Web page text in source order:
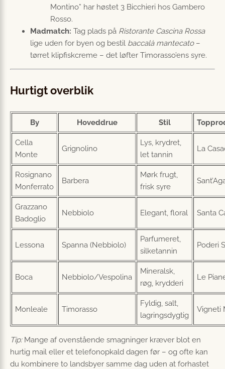
Montino” har høstet 3 Bicchieri hos Gambero
Rosso.
Madmatch: Tag plads på Ristorante Cascina Rossa
lige uden for byen og bestil baccalà mantecato–
tørret klipfiskcreme – det løfter Timorasso’ens syre.
Hurtigt overblik
By Hoveddrue Stil
Cella
Monte
Grignolino
Lys, krydret,
let tannin
La
Rosignano
Monferrato
Barbera
Mørk frugt,
frisk syre
Grazzano
Badoglio
Nebbiolo Elegant, floral Santa
Lessona Spanna (Nebbiolo)
Parfumeret,
silketannin
Poderi
Boca Nebbiolo/Vespolina
Mineralsk,
røg, krydderi
Le
Monleale Timorasso
Fyldig, salt,
lagringsdygtig
Vigneti
Tip:Mange af ovenstående smagninger kræver blot en
hurtig mail eller et telefonopkald dagen før – og ofte kan
du kombinere to landsbyer samme dag uden at forhastet